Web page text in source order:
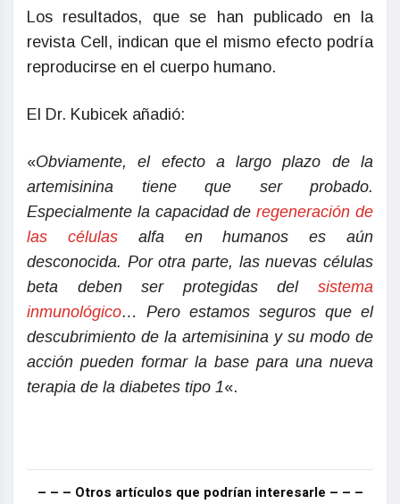
Los resultados, que se han publicado en la
revista Cell, indican que el mismo efecto podría
reproducirse en el cuerpo humano.
El Dr. Kubicek añadió:
«Obviamente, el efecto a largo plazo de la
artemisinina tiene que ser probado.
Especialmente la capacidad deregeneración de
las célulasalfa en humanos es aún
desconocida. Por otra parte, las nuevas células
beta deben ser protegidas del sistema
inmunológico… Pero estamos seguros que el
descubrimiento de la artemisinina y su modo de
acción pueden formar la base para una nueva
terapia de la diabetes tipo 1«.
– – – Otros artículos que podrían interesarle – – –